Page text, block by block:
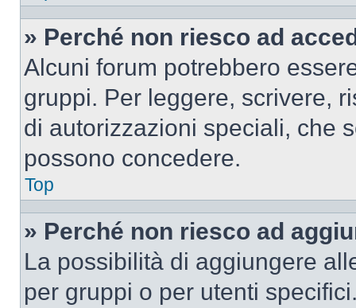
» Perché non riesco ad
Alcuni forum potrebbero
gruppi. Per leggere, scrivere,
di autorizzazioni speciali, che
possono concedere.
Top
» Perché non riesco ad
La possibilità di aggiungere
per gruppi o per utenti